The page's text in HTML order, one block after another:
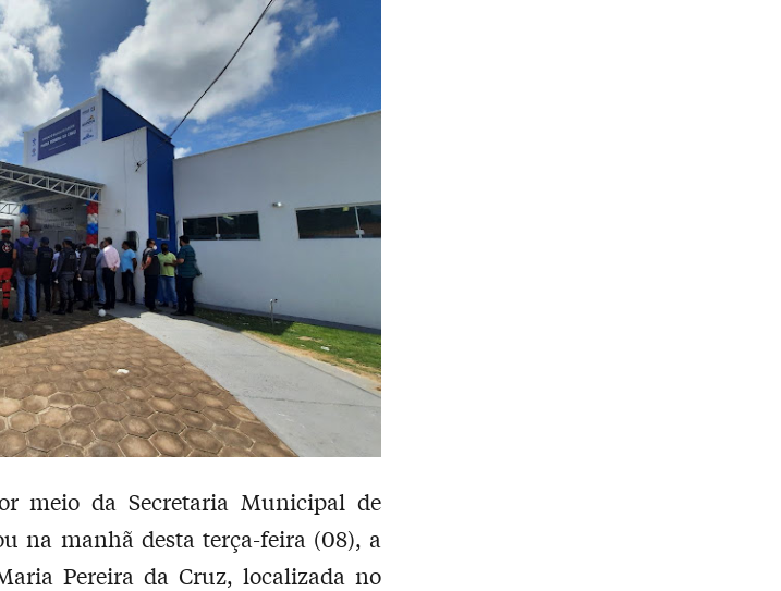
meio da Secretaria Municipal de
na manhã desta terça-feira (08), a
Pereira da Cruz, localizada no